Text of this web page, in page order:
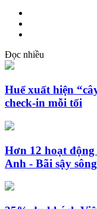
Đọc nhiều
Huế xuất hiện
check-in mỗi tối
Hơn 12 hoạt
Anh - Bãi sậy